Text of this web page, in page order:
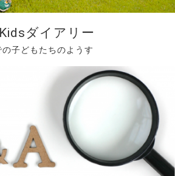
Kidsダイアリー
の子どもたちのようす